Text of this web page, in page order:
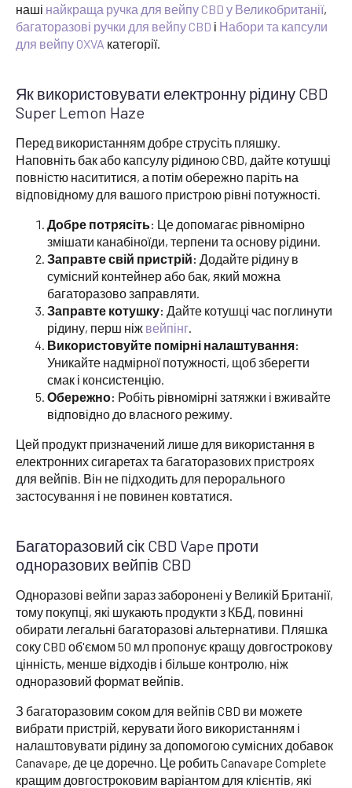
наші найкраща ручка для вейпу CBD у Великобританії,
багаторазові ручки для вейпу CBD і Набори та капсули
для вейпу OXVA категорії.
Як використовувати електронну рідину CBD
Super Lemon Haze
Перед використанням добре струсіть пляшку.
Наповніть бак або капсулу рідиною CBD, дайте котушці
повністю насититися, а потім обережно паріть на
відповідному для вашого пристрою рівні потужності.
Добре потрясіть: Це допомагає рівномірно
змішати канабіноїди, терпени та основу рідини.
Заправте свій пристрій: Додайте рідину в
сумісний контейнер або бак, який можна
багаторазово заправляти.
Заправте котушку: Дайте котушці час поглинути
рідину, перш ніж вейпінг
Використовуйте помірні налаштування:
Уникайте надмірної потужності, щоб зберегти
смак і консистенцію.
Обережно: Робіть рівномірні затяжки і вживайте
відповідно до власного режиму.
Цей продукт призначений лише для використання в
електронних сигаретах та багаторазових пристроях
для вейпів. Він не підходить для перорального
застосування і не повинен ковтатися.
Багаторазовий сік CBD Vape проти
одноразових вейпів CBD
Одноразові вейпи зараз заборонені у Великій Британії,
тому покупці, які шукають продукти з КБД, повинні
обирати легальні багаторазові альтернативи. Пляшка
соку CBD об'ємом 50 мл пропонує кращу довгострокову
цінність, менше відходів і більше контролю, ніж
одноразовий формат вейпів.
З багаторазовим соком для вейпів CBD ви можете
вибрати пристрій, керувати його використанням і
налаштовувати рідину за допомогою сумісних добавок
Canavape, де це доречно. Це робить Canavape Complete
кращим довгостроковим варіантом для клієнтів, які